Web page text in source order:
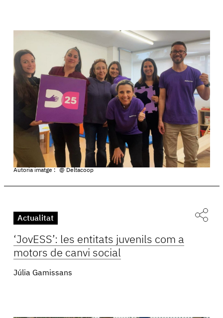
Autoria imatge : @ Deltacoop
Actualitat
‘JovESS’: les entitats juvenils com a
motors de canvi social
Júlia Gamissans